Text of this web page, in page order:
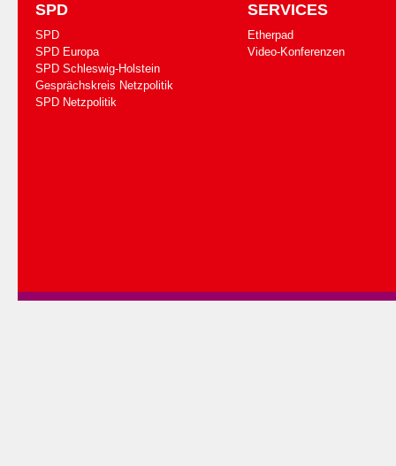
SPD
SPD
SPD Europa
SPD Schleswig-Holstein
Gesprächskreis Netzpolitik
SPD Netzpolitik
SERVICES
Etherpad
Video-Konferenzen